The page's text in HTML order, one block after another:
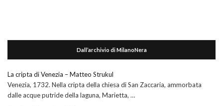
Dall’archivio di MilanoNera
La cripta di Venezia – Matteo Strukul
Venezia, 1732. Nella cripta della chiesa di San Zaccaria, ammorbata
dalle acque putride della laguna, Marietta, …